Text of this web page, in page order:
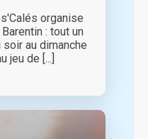
organise
: tout un
au dimanche
jeu de [...]